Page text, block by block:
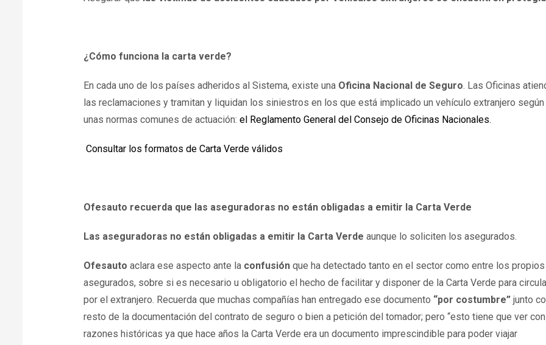
¿Cómo funciona la carta verde?
En cada uno de los países adheridos al Sistema, existe una Oficina Nacional de Seguro. Las Oficinas
las reclamaciones y tramitan y liquidan los siniestros en los que está implicado un vehículo extranjero según
unas normas comunes de actuación: el Reglamento General del Consejo de Oficinas Nacionales.
Consultar los formatos de Carta Verde válidos
Ofesauto recuerda que las aseguradoras no están obligadas a emitir la Carta Verde
Las aseguradoras no están obligadas a emitir la Carta Verde aunque lo soliciten los asegurados.
Ofesauto aclara ese aspecto ante la confusión que ha detectado tanto en el sector como entre los propios
asegurados, sobre si es necesario u obligatorio el hecho de facilitar y disponer de la Carta Verde para
por el extranjero. Recuerda que muchas compañías han entregado ese documento “por costumbre” junto
resto de la documentación del contrato de seguro o bien a petición del tomador; pero “esto tiene que ver con
razones históricas ya que hace años la Carta Verde era un documento imprescindible para poder viajar